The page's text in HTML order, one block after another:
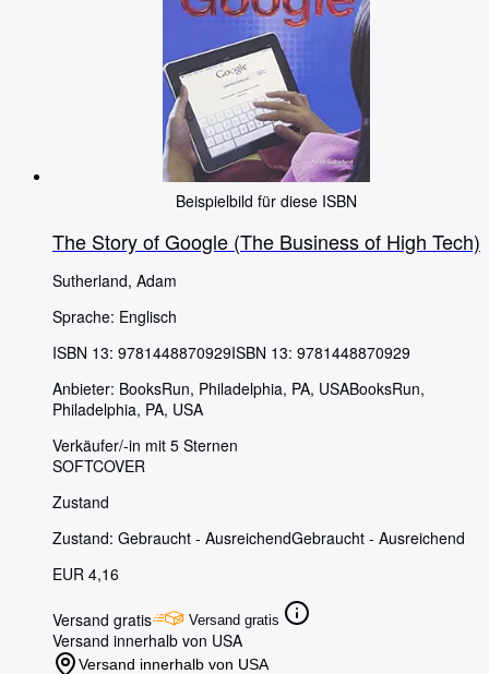
SCHLIESSEN
Beispielbild für diese ISBN
The Story of Google (The Business of High Tech)
Sutherland, Adam
Sprache: Englisch
ISBN 13: 9781448870929ISBN 13: 9781448870929
Anbieter: BooksRun, Philadelphia, PA, USABooksRun,
Philadelphia, PA, USA
Verkäufer/-in mit 5 Sternen
SOFTCOVER
Zustand
Zustand: Gebraucht - AusreichendGebraucht - Ausreichend
EUR 4,16
Versand gratis Versand gratis
Versand innerhalb von USA
Versand innerhalb von USA